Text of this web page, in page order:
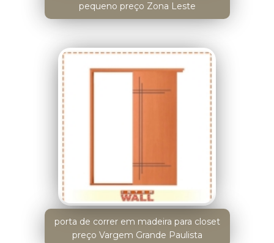
pequeno preço Zona Leste
porta de correr em madeira para closet
preço Vargem Grande Paulista